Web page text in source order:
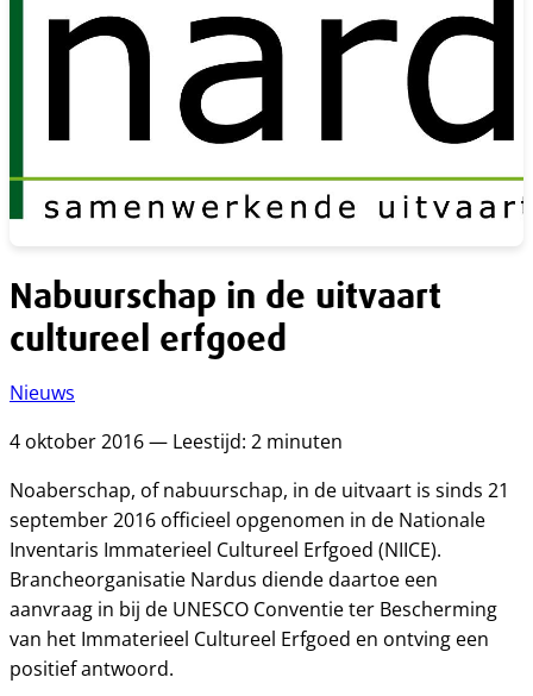
Nabuurschap in de uitvaart
cultureel erfgoed
Nieuws
4 oktober 2016 — Leestijd: 2 minuten
Noaberschap, of nabuurschap, in de uitvaart is sinds 21
september 2016 officieel opgenomen in de Nationale
Inventaris Immaterieel Cultureel Erfgoed (NIICE).
Brancheorganisatie Nardus diende daartoe een
aanvraag in bij de UNESCO Conventie ter Bescherming
van het Immaterieel Cultureel Erfgoed en ontving een
positief antwoord.